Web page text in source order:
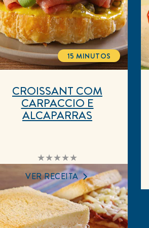
Nenhuma
avaliação
enviada
para
este
recipe
CROISSANT COM
CARPACCIO E
ALCAPARRAS
TOTALTIME
15 MINUTOS
VER RECEITA